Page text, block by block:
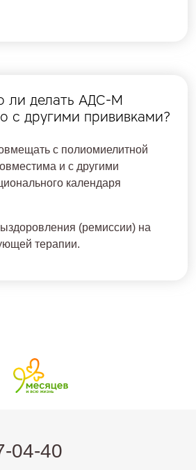
ли делать АДС-М
с другими прививками?
с полиомиелитной
и с другими
календаря
(ремиссии) на
терапии.
04-40